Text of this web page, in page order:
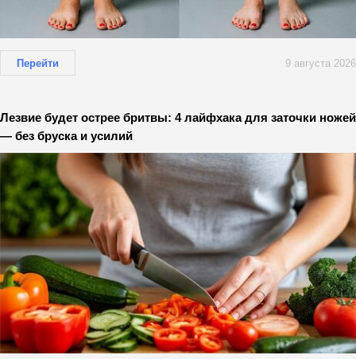
Перейти 9 августа 2026
Лезвие будет острее бритвы: 4 лайфхака для заточки ножей
— без бруска и усилий